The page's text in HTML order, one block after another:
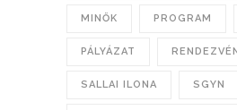
MINŐK PROGRAM
PÁLYÁZAT
SALLAI ILONA SGYN